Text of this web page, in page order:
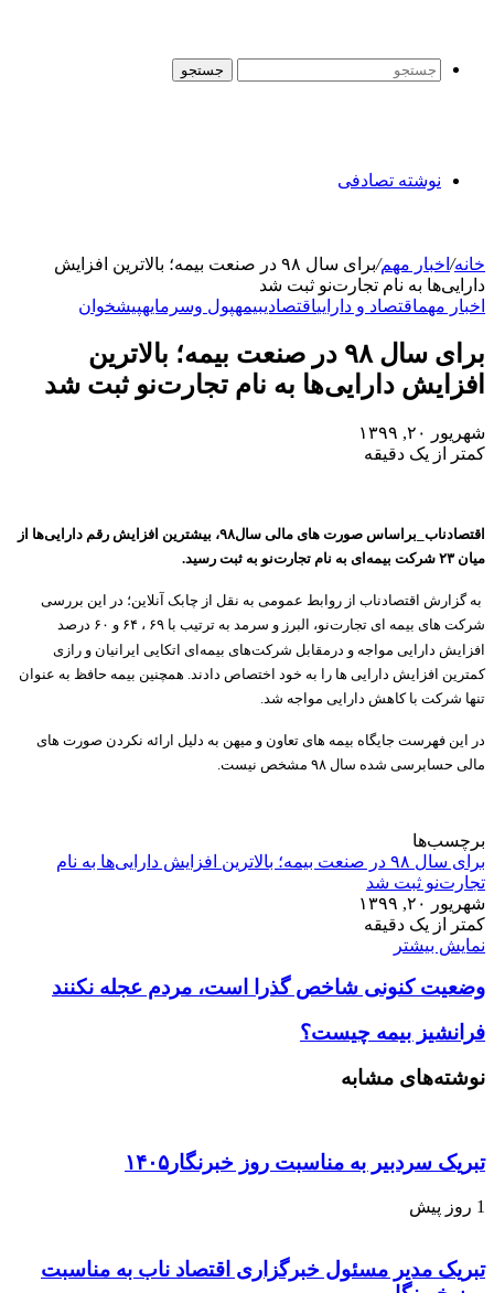
جستجو
نوشته تصادفی
خانه/ اخبار مهم/
برای سال ۹۸ در صنعت بیمه؛ بالاترین افزایش
دارایی‌ها به نام تجارت‌نو ثبت شد
اخبار مهماقتصاد و داراییاقتصادیبیمهپول وسرمایهپیشخوان
برای سال ۹۸ در صنعت بیمه؛ بالاترین
افزایش دارایی‌ها به نام تجارت‌نو ثبت شد
شهریور ۲۰, ۱۳۹۹
کمتر از یک دقیقه
اقتصادناب_براساس صورت های مالی سال۹۸، بیشترین افزایش رقم دارایی‌ها از
میان ۲۳ شرکت بیمه‌ای به نام تجارت‌نو به ثبت رسید.
به گزارش اقتصادناب از روابط عمومی به نقل از چابک آنلاین؛ در این بررسی
شرکت های بیمه ای تجارت‌نو، البرز و سرمد به ترتیب با ۶۹ ، ۶۴ و ۶۰ درصد
افزایش دارایی مواجه و درمقابل شرکت‌های بیمه‌ای اتکایی ایرانیان و رازی
کمترین افزایش دارایی ها را به خود اختصاص دادند. همچنین بیمه حافظ به عنوان
تنها شرکت با کاهش دارایی مواجه شد.
در این فهرست جایگاه بیمه های تعاون و میهن به دلیل ارائه نکردن صورت های
مالی حسابرسی شده سال ۹۸ مشخص نیست.
برچسب‌ها
برای سال ۹۸ در صنعت بیمه؛ بالاترین افزایش دارایی‌ها به نام
تجارت‌نو ثبت شد
شهریور ۲۰, ۱۳۹۹
کمتر از یک دقیقه
نمایش بیشتر
وضعیت کنونی شاخص گذرا است، مردم عجله نکنند
فرانشیز بیمه چیست؟
نوشته‌های مشابه
تبریک سردبیر به مناسبت روز خبرنگار۱۴۰۵
1 روز پیش
تبریک مدیر مسئول خبرگزاری اقتصاد ناب به مناسبت